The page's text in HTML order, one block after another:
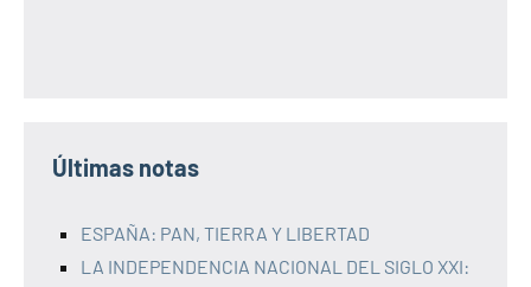
Últimas notas
ESPAÑA: PAN, TIERRA Y LIBERTAD
LA INDEPENDENCIA NACIONAL DEL SIGLO XXI: